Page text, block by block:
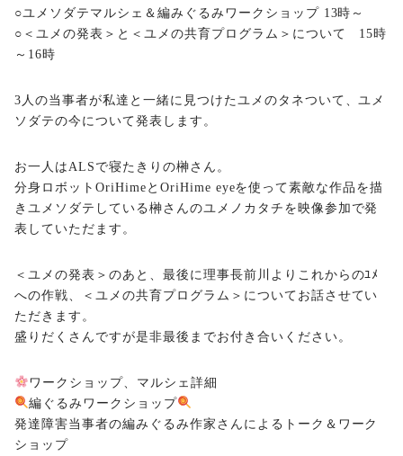
○ユメソダテマルシェ＆編みぐるみワークショップ 13時～
○＜ユメの発表＞と＜ユメの共育プログラム＞について 15時
～16時
3人の当事者が私達と一緒に見つけたユメのタネついて、ユメ
ソダテの今について発表します。
お一人はALSで寝たきりの榊さん。
分身ロボットOriHimeとOriHime eyeを使って素敵な作品を描
きユメソダテしている榊さんのユメノカタチを映像参加で発
表していただます。
＜ユメの発表＞のあと、最後に理事長前川よりこれからのﾕﾒ
への作戦、＜ユメの共育プログラム＞についてお話させてい
ただきます。
盛りだくさんですが是非最後までお付き合いください。
ワークショップ、マルシェ詳細
編ぐるみワークショップ
発達障害当事者の編みぐるみ作家さんによるトーク＆ワーク
ショップ